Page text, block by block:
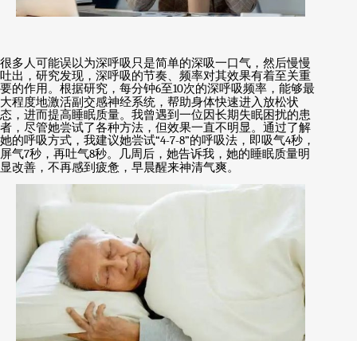
很多人可能误以为深呼吸只是简单的深吸一口气，然后慢慢
吐出，研究发现，深呼吸的节奏、频率对其效果有着至关重
要的作用。根据研究，每分钟6至10次的深呼吸频率，能够最
大程度地激活副交感神经系统，帮助身体快速进入放松状
态，进而提高睡眠质量。我曾遇到一位因长期失眠困扰的患
者，尽管她尝试了各种方法，但效果一直不明显。通过了解
她的呼吸方式，我建议她尝试“4-7-8”的呼吸法，即吸气4秒，
屏气7秒，再吐气8秒。几周后，她告诉我，她的睡眠质量明
显改善，不再感到疲惫，早晨醒来神清气爽。